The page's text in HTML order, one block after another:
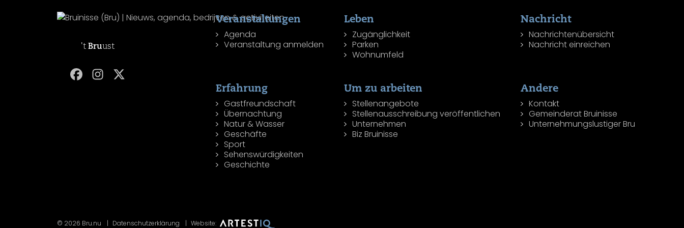
't Bruust
Veranstaltungen
Agenda
Veranstaltung anmelden
Leben
Zugänglichkeit
Parken
Wohnumfeld
Nachricht
Nachrichtenübersicht
Nachricht einreichen
Erfahrung
Gastfreundschaft
Übernachtung
Natur & Wasser
Geschäfte
Sport
Sehenswürdigkeiten
Geschichte
Um zu arbeiten
Stellenangebote
Stellenausschreibung veröffentlichen
Unternehmen
Biz Bruinisse
Andere
Kontakt
Gemeinderat Bruinisse
Unternehmungslustiger Bru
© 2026 Bru.nu Datenschutzerklärung Website: